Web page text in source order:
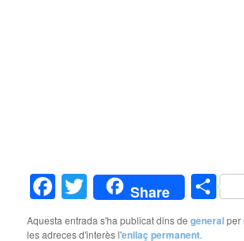
Facebook
Twitter
Share
Aquesta entrada s'ha publicat dins degeneralper
les adreces d'interès l'enllaç permanent.